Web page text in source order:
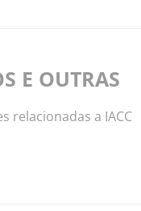
E OUTRAS
relacionadas a IACC